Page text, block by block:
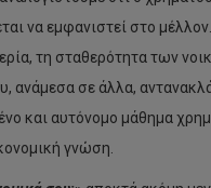
να εμφανιστεί στο
τη σταθερότητα των
ανάμεσα σε άλλα,
και αυτόνομο μάθημα
γνώση.